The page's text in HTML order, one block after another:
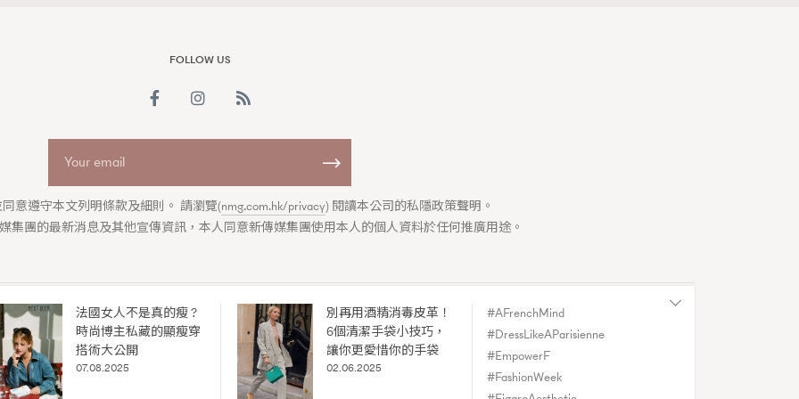
覽(nmg.com.hk/privacy) 閱讀本
FOLLOW US
意遵守本文列明條款及細則。 請瀏覽(nmg.com.hk/privacy) 閱讀本公司的私隱政策聲明。
集團的最新消息及其他宣傳資訊，本人同意新傳媒集團使用本人的個人資料於任何推廣用途。
US COLLABORATION OPPORTUNITY DISCLAIMER
PRIVACY
Group
| Madame Figaro editions: France Greece | Japan | Portugal |
Spain
Hong Kong is published by
by exclusive agreement with Société du Figaro.
. All rights reserved.
法國女人不是真的瘦 ?
時尚博主私藏的顯瘦穿
搭術大公開
07.08.2025
別再用酒精消毒皮革！
6個清潔手袋小技巧，
讓你更愛惜你的手袋
02.06.2025
AFrenchMind
DressLikeAParisienne
EmpowerF
FashionWeek